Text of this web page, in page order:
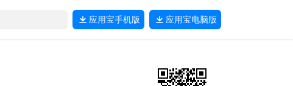
应用宝手机版 应用宝电脑版